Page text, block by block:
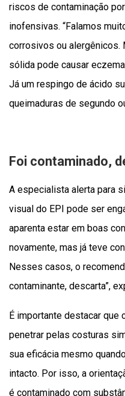
riscos de contaminação
inofensivas. “Falamos
corrosivos ou alergênicos.
sólida pode causar
Já um respingo de ácido
queimaduras de segundo
Foi contaminado,
A especialista alerta para
visual do EPI pode ser
aparenta estar em boas
novamente, mas já teve
Nesses casos, o
contaminante, descarta”,
É importante destacar que
penetrar pelas costuras
sua eficácia mesmo
intacto. Por isso, a
é contaminado com